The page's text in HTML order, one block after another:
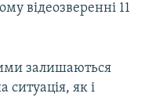
відеозверенні 11
залишаються
ситуація, як і